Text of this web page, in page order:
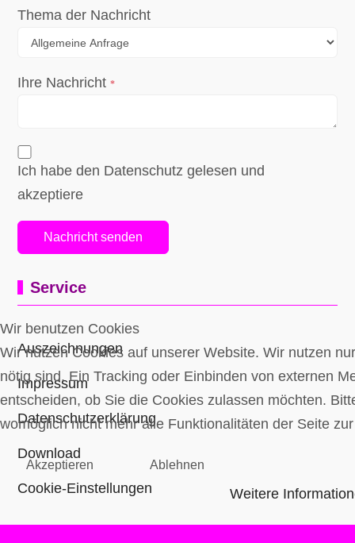
Thema der Nachricht
Ihre Nachricht *
Ich habe den Datenschutz gelesen und
akzeptiere
Nachricht senden
Service
Auszeichnungen
Impressum
Datenschutzerklärung
Download
Cookie-Einstellungen
Wir benutzen Cookies
Wir nutzen Cookies auf unserer Website. Wir nutzen
nötig sind. Ein Tracking oder Einbinden von externen
entscheiden, ob Sie die Cookies zulassen möchten.
womöglich nicht mehr alle Funktionalitäten der Seite
Akzeptieren Ablehnen
Weitere